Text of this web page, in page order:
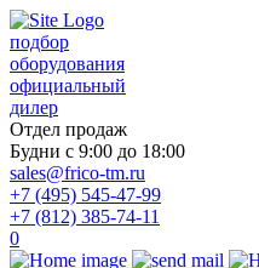
подбор
оборудования
официальный
дилер
Отдел продаж
Будни с 9:00 до 18:00
sales@frico-tm.ru
+7 (495) 545-47-99
+7 (812) 385-74-11
0